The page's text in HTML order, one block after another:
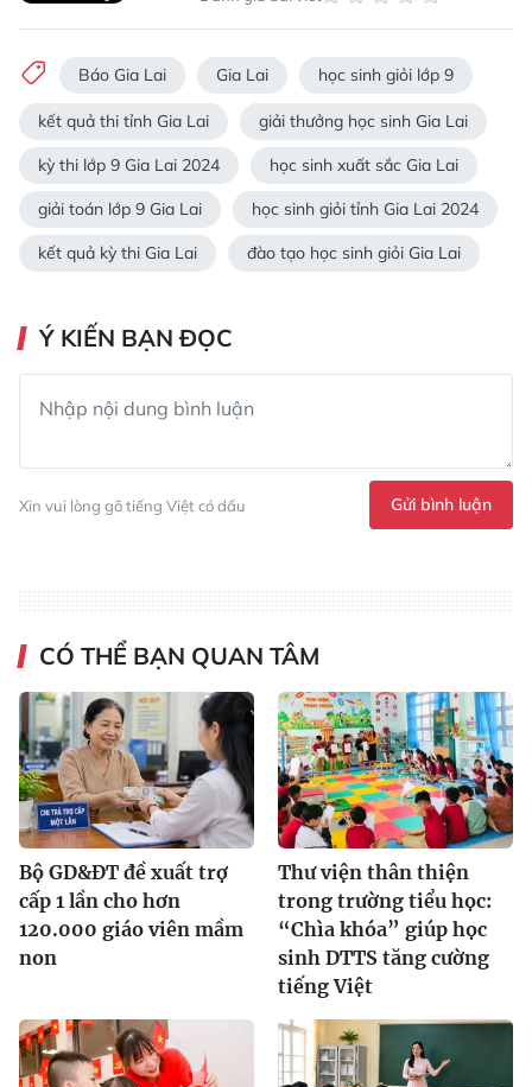
Báo Gia Lai Gia Lai học sinh giỏi lớp 9
kết quả thi tỉnh Gia Lai giải thưởng học sinh Gia Lai
kỳ thi lớp 9 Gia Lai 2024 học sinh xuất sắc Gia Lai
giải toán lớp 9 Gia Lai học sinh giỏi tỉnh Gia Lai 2024
kết quả kỳ thi Gia Lai đào tạo học sinh giỏi Gia Lai
Ý KIẾN BẠN ĐỌC
Xin vui lòng gõ tiếng Việt có dấu Gửi bình luận
CÓ THỂ BẠN QUAN TÂM
Bộ GD&ĐT đề xuất trợ
cấp 1 lần cho hơn
120.000 giáo viên mầm
non
Thư viện thân thiện
trong trường tiểu học:
“Chìa khóa” giúp học
sinh DTTS tăng cường
tiếng Việt